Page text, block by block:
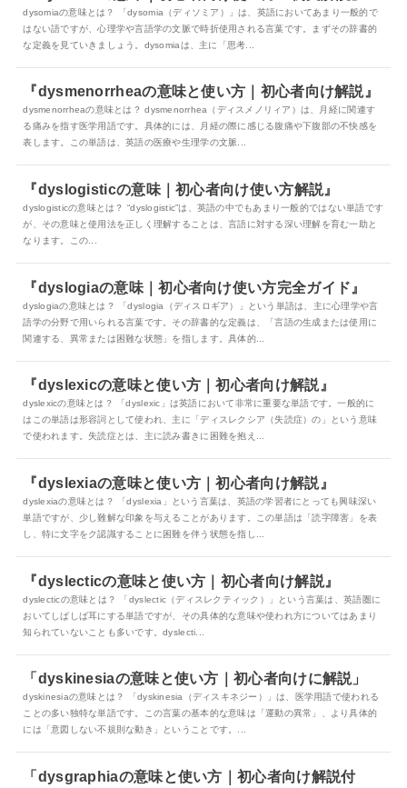
dysomiaの意味とは？ 「dysomia（ディソミア）」は、英語においてあまり一般的で
はない語ですが、心理学や言語学の文脈で時折使用される言葉です。まずその辞書的
な定義を見ていきましょう。dysomiaは、主に「思考...
『dysmenorrheaの意味と使い方｜初心者向け解説』
dysmenorrheaの意味とは？ dysmenorrhea（ディスメノリィア）は、月経に関連す
る痛みを指す医学用語です。具体的には、月経の際に感じる腹痛や下腹部の不快感を
表します。この単語は、英語の医療や生理学の文脈...
『dyslogisticの意味｜初心者向け使い方解説』
dyslogisticの意味とは？ “dyslogistic”は、英語の中でもあまり一般的ではない単語です
が、その意味と使用法を正しく理解することは、言語に対する深い理解を育む一助と
なります。この...
『dyslogiaの意味｜初心者向け使い方完全ガイド』
dyslogiaの意味とは？ 「dyslogia（ディスロギア）」という単語は、主に心理学や言
語学の分野で用いられる言葉です。その辞書的な定義は、「言語の生成または使用に
関連する、異常または困難な状態」を指します。具体的...
『dyslexicの意味と使い方｜初心者向け解説』
dyslexicの意味とは？ 「dyslexic」は英語において非常に重要な単語です。一般的に
はこの単語は形容詞として使われ、主に「ディスレクシア（失読症）の」という意味
で使われます。失読症とは、主に読み書きに困難を抱え...
『dyslexiaの意味と使い方｜初心者向け解説』
dyslexiaの意味とは？ 「dyslexia」という言葉は、英語の学習者にとっても興味深い
単語ですが、少し難解な印象を与えることがあります。この単語は「読字障害」を表
し、特に文字をク認識することに困難を伴う状態を指し...
『dyslecticの意味と使い方｜初心者向け解説』
dyslecticの意味とは？ 「dyslectic（ディスレクティック）」という言葉は、英語圏に
おいてしばしば耳にする単語ですが、その具体的な意味や使われ方についてはあまり
知られていないことも多いです。dyslecti...
「dyskinesiaの意味と使い方｜初心者向けに解説」
dyskinesiaの意味とは？ 「dyskinesia（ディスキネジー）」は、医学用語で使われる
ことの多い独特な単語です。この言葉の基本的な意味は「運動の異常」、より具体的
には「意図しない不規則な動き」ということです。...
「dysgraphiaの意味と使い方｜初心者向け解説付